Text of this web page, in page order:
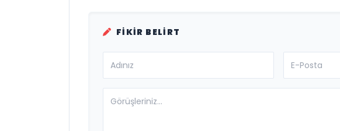
FIKIR BELIRT